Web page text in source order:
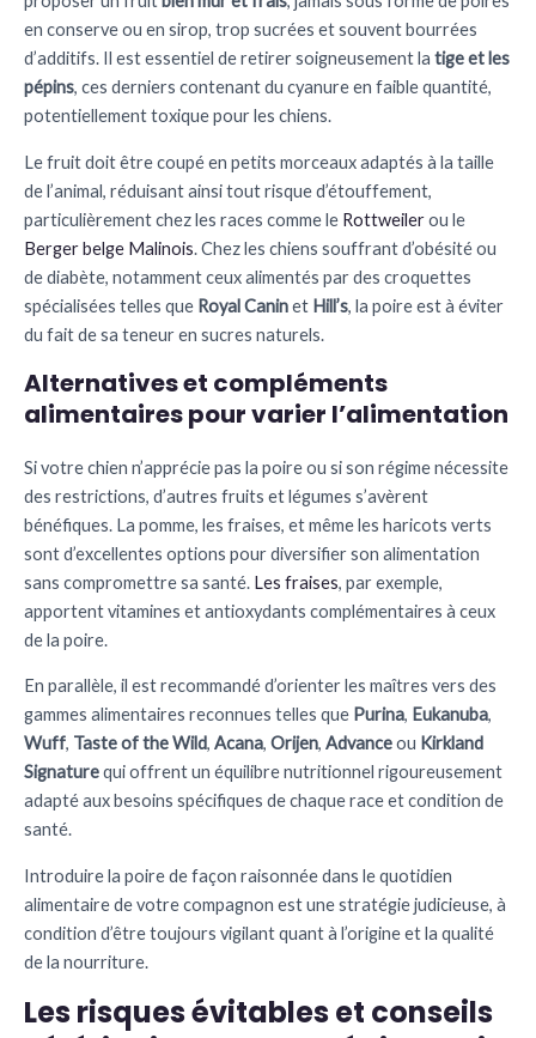
en conserve ou en sirop, trop sucrées et souvent bourrées
d’additifs. Il est essentiel de retirer soigneusement la tige et les
pépins, ces derniers contenant du cyanure en faible quantité,
potentiellement toxique pour les chiens.
Le fruit doit être coupé en petits morceaux adaptés à la taille
de l’animal, réduisant ainsi tout risque d’étouffement,
particulièrement chez les races comme le Rottweilerou le
Berger belge Malinois. Chez les chiens souffrant d’obésité ou
de diabète, notamment ceux alimentés par des croquettes
spécialisées telles que Royal Caninet Hill’s, la poire est à éviter
du fait de sa teneur en sucres naturels.
Alternatives et compléments
alimentaires pour varier l’alimentation
Si votre chien n’apprécie pas la poire ou si son régime nécessite
des restrictions, d’autres fruits et légumes s’avèrent
bénéfiques. La pomme, les fraises, et même les haricots verts
sont d’excellentes options pour diversifier son alimentation
sans compromettre sa santé. Les fraises, par exemple,
apportent vitamines et antioxydants complémentaires à ceux
de la poire.
En parallèle, il est recommandé d’orienter les maîtres vers des
gammes alimentaires reconnues telles que Purina, Eukanuba,
Wuff, Taste of the Wild, Acana, Orijen, Advanceou Kirkland
Signaturequi offrent un équilibre nutritionnel rigoureusement
adapté aux besoins spécifiques de chaque race et condition de
santé.
Introduire la poire de façon raisonnée dans le quotidien
alimentaire de votre compagnon est une stratégie judicieuse, à
condition d’être toujours vigilant quant à l’origine et la qualité
de la nourriture.
Les risques évitables et conseils